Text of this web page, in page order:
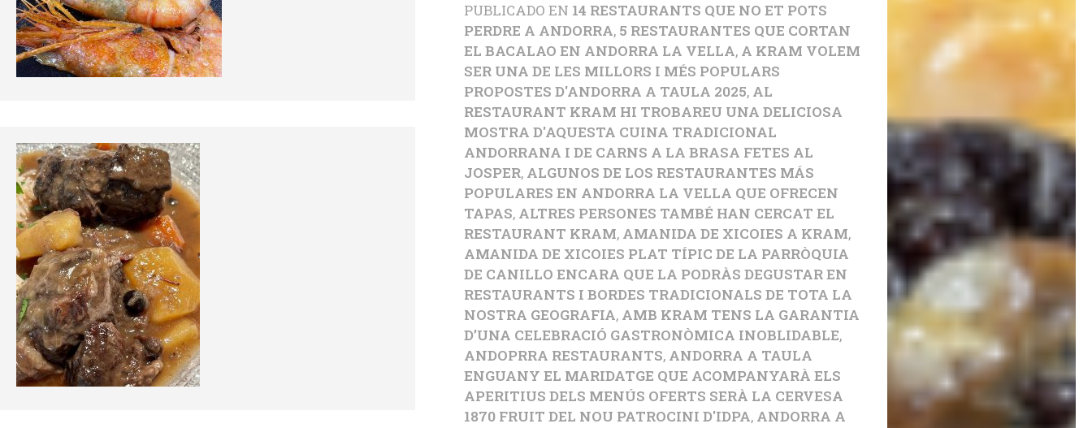
PUBLICADO EN 14 RESTAURANTS QUE NO ET POTS
PERDRE A ANDORRA, 5 RESTAURANTES QUE CORTAN
EL BACALAO EN ANDORRA LA VELLA, A KRAM VOLEM
SER UNA DE LES MILLORS I MÉS POPULARS
PROPOSTES D'ANDORRA A TAULA 2025, AL
RESTAURANT KRAM HI TROBAREU UNA DELICIOSA
MOSTRA D'AQUESTA CUINA TRADICIONAL
ANDORRANA I DE CARNS A LA BRASA FETES AL
JOSPER, ALGUNOS DE LOS RESTAURANTES MÁS
POPULARES EN ANDORRA LA VELLA QUE OFRECEN
TAPAS, ALTRES PERSONES TAMBÉ HAN CERCAT EL
RESTAURANT KRAM, AMANIDA DE XICOIES A KRAM,
AMANIDA DE XICOIES PLAT TÍPIC DE LA PARRÒQUIA
DE CANILLO ENCARA QUE LA PODRÀS DEGUSTAR EN
RESTAURANTS I BORDES TRADICIONALS DE TOTA LA
NOSTRA GEOGRAFIA, AMB KRAM TENS LA GARANTIA
D’UNA CELEBRACIÓ GASTRONÒMICA INOBLIDABLE,
ANDOPRRA RESTAURANTS, ANDORRA A TAULA
ENGUANY EL MARIDATGE QUE ACOMPANYARÀ ELS
APERITIUS DELS MENÚS OFERTS SERÀ LA CERVESA
1870 FRUIT DEL NOU PATROCINI D'IDPA, ANDORRA A